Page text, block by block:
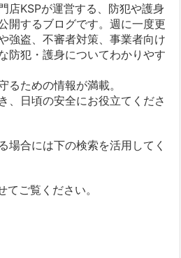
店KSPが運営する、防犯や護身
開するブログです。週に一度更
強盗、不審者対策、事業者向け
防犯・護身についてわかりやす
るための情報が満載。
、日頃の安全にお役立てくださ
場合には下の検索を活用してく
てご覧ください。